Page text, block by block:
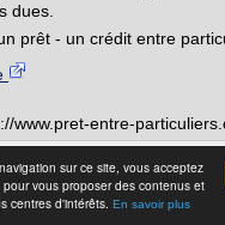
sur ce site, vous acceptez
vous proposer des contenus et
centres d'intérêts. En savoir plus
dues.
prêt - un crédit entre
www.pret-entre-
sur le crédit